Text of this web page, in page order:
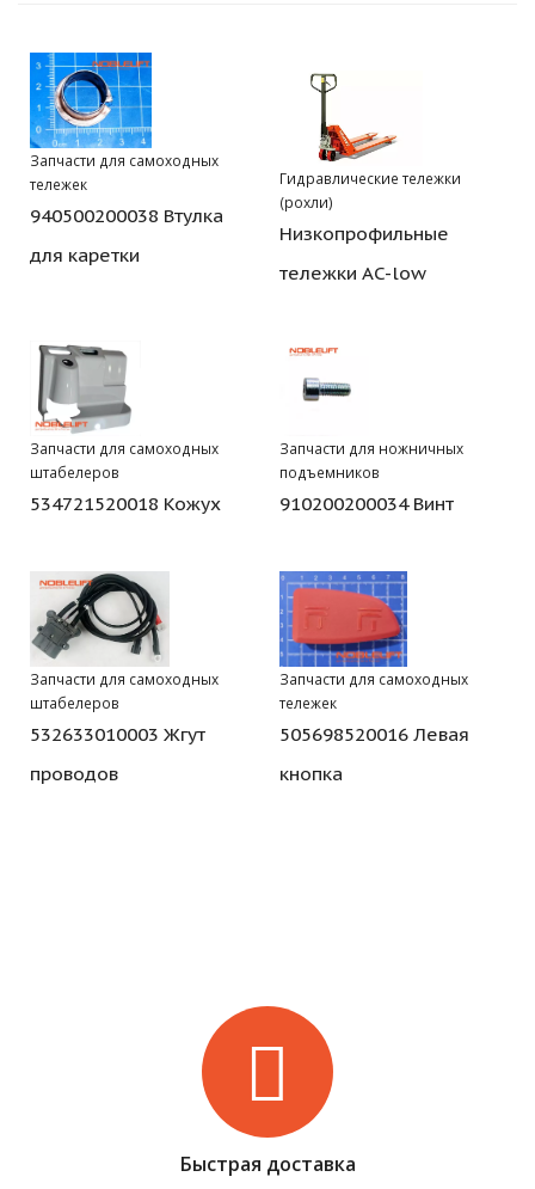
Запчасти для самоходных
тележек
940500200038 Втулка
для каретки
Гидравлические тележки
(рохли)
Низкопрофильные
тележки AC-low
Запчасти для самоходных
штабелеров
534721520018 Кожух
Запчасти для ножничных
подъемников
910200200034 Винт
Запчасти для самоходных
штабелеров
532633010003 Жгут
проводов
Запчасти для самоходных
тележек
505698520016 Левая
кнопка
Быстрая доставка